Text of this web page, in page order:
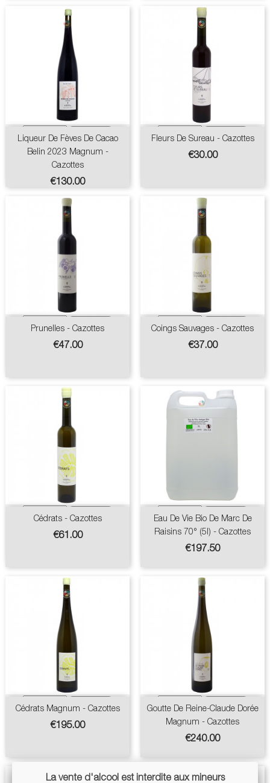
Liqueur De Fèves De Cacao
Belin 2023 Magnum -
Cazottes
Price
€130.00
Fleurs De Sureau - Cazottes
Price
€30.00
Prunelles - Cazottes
Price
€47.00
Coings Sauvages - Cazottes
Price
€37.00
Cédrats - Cazottes
Price
€61.00
Eau De Vie Bio De Marc De
Raisins 70° (5l) - Cazottes
Price
€197.50
Cédrats Magnum - Cazottes
Price
€195.00
Goutte De Reine-Claude Dorée
Magnum - Cazottes
Price
€240.00
La vente d'alcool est interdite aux mineurs